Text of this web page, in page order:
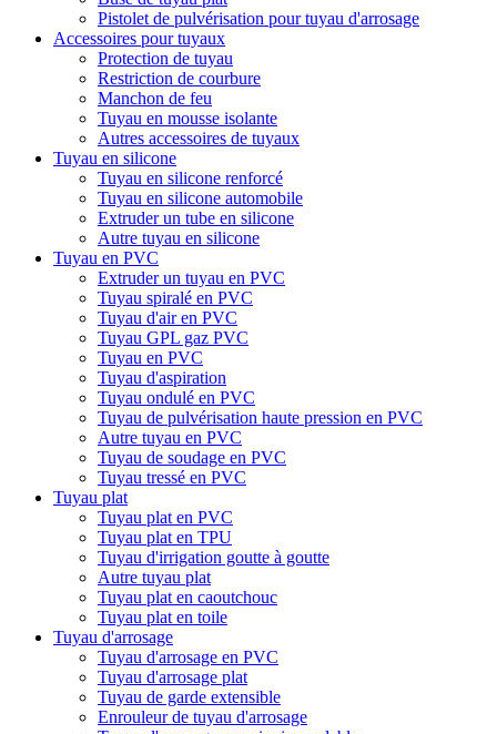
Pistolet de pulvérisation pour tuyau d'arrosage
Accessoires pour tuyaux
Protection de tuyau
Restriction de courbure
Manchon de feu
Tuyau en mousse isolante
Autres accessoires de tuyaux
Tuyau en silicone
Tuyau en silicone renforcé
Tuyau en silicone automobile
Extruder un tube en silicone
Autre tuyau en silicone
Tuyau en PVC
Extruder un tuyau en PVC
Tuyau spiralé en PVC
Tuyau d'air en PVC
Tuyau GPL gaz PVC
Tuyau en PVC
Tuyau d'aspiration
Tuyau ondulé en PVC
Tuyau de pulvérisation haute pression en PVC
Autre tuyau en PVC
Tuyau de soudage en PVC
Tuyau tressé en PVC
Tuyau plat
Tuyau plat en PVC
Tuyau plat en TPU
Tuyau d'irrigation goutte à goutte
Autre tuyau plat
Tuyau plat en caoutchouc
Tuyau plat en toile
Tuyau d'arrosage
Tuyau d'arrosage en PVC
Tuyau d'arrosage plat
Tuyau de garde extensible
Enrouleur de tuyau d'arrosage